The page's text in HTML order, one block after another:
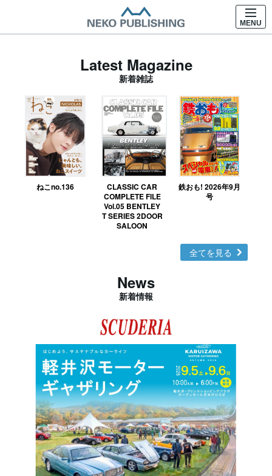
MENU
Latest Magazine
新着雑誌
ねこno.136
CLASSIC CAR
COMPLETE FILE
Vol.05 BENTLEY
T SERIES 2DOOR
SALOON
鉄おも! 2026年9月
号
全てを見る
News
新着情報